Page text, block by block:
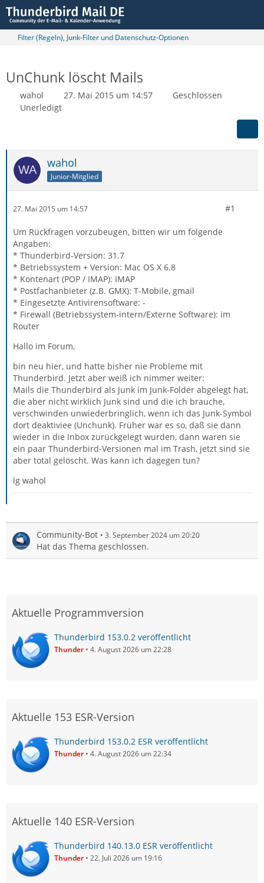
Filter (Regeln), Junk-Filter und Datenschutz-Optionen
UnChunk löscht Mails
wahol 27. Mai 2015 um 14:57
Geschlossen
Unerledigt
wahol
Junior-Mitglied
27. Mai 2015 um 14:57 #1
Um Rückfragen vorzubeugen, bitten wir um folgende
Angaben:
* Thunderbird-Version: 31.7
* Betriebssystem + Version: Mac OS X 6.8
* Kontenart (POP / IMAP): IMAP
* Postfachanbieter (z.B. GMX): T-Mobile, gmail
* Eingesetzte Antivirensoftware: -
* Firewall (Betriebssystem-intern/Externe Software): im
Router
Hallo im Forum,
bin neu hier, und hatte bisher nie Probleme mit
Thunderbird. Jetzt aber weiß ich nimmer weiter:
Mails die Thunderbird als Junk im Junk-Folder abgelegt hat,
die aber nicht wirklich Junk sind und die ich brauche,
verschwinden unwiederbringlich, wenn ich das Junk-Symbol
dort deaktiviee (Unchunk). Früher war es so, daß sie dann
wieder in die Inbox zurückgelegt wurden, dann waren sie
ein paar Thunderbird-Versionen mal im Trash, jetzt sind sie
aber total gelöscht. Was kann ich dagegen tun?
lg wahol
Community-Bot 3. September 2024 um 20:20
Hat das Thema geschlossen.
Aktuelle Programmversion
Thunderbird 153.0.2 veröffentlicht
Thunder 4. August 2026 um 22:28
Aktuelle 153 ESR-Version
Thunderbird 153.0.2 ESR veröffentlicht
Thunder 4. August 2026 um 22:34
Aktuelle 140 ESR-Version
Thunderbird 140.13.0 ESR veröffentlicht
Thunder 22. Juli 2026 um 19:16